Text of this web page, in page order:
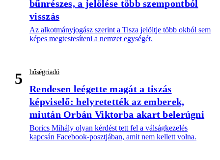
bűnrészes, a jelölése több szempontból
visszás
Az alkotmányjogász szerint a Tisza jelöltje több okból sem
képes megtestesíteni a nemzet egységét.
5 hőségriadó
Rendesen leégette magát a tiszás
képviselő: helyretették az emberek,
miután Orbán Viktorba akart belerúgni
Borics Mihály olyan kérdést tett fel a válságkezelés
kapcsán Facebook-posztjában, amit nem kellett volna.